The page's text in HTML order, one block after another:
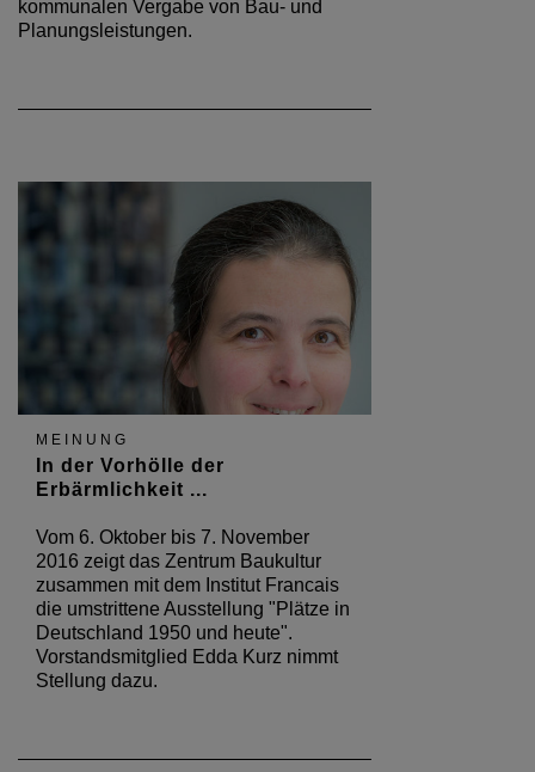
kommunalen Vergabe von Bau- und
Planungsleistungen.
MEINUNG
In der Vorhölle der
Erbärmlichkeit ...
Vom 6. Oktober bis 7. November
2016 zeigt das Zentrum Baukultur
zusammen mit dem Institut Francais
die umstrittene Ausstellung "Plätze in
Deutschland 1950 und heute".
Vorstandsmitglied Edda Kurz nimmt
Stellung dazu.